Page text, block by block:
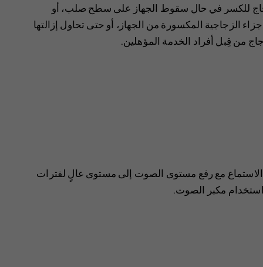
للكسر في حال سقوط الجهاز على سطح صلب، أو
الزجاجية المكسورة من الجهاز، أو حتى تحاول إزالتها
من قِبل أفراد الخدمة المؤهلين.
مع رفع مستوى الصوت إلى مستوى عالٍ لفترات
استخدام مكبر الصوت.